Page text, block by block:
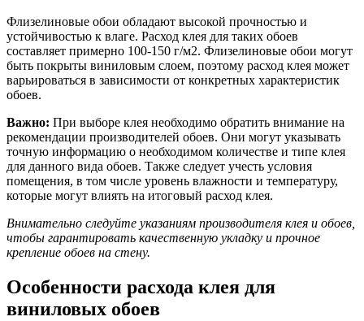
Флизелиновые обои обладают высокой прочностью и
устойчивостью к влаге. Расход клея для таких обоев
составляет примерно 100-150 г/м2. Флизелиновые обои могут
быть покрыты виниловым слоем, поэтому расход клея может
варьироваться в зависимости от конкретных характеристик
обоев.
Важно: При выборе клея необходимо обратить внимание на
рекомендации производителей обоев. Они могут указывать
точную информацию о необходимом количестве и типе клея
для данного вида обоев. Также следует учесть условия
помещения, в том числе уровень влажности и температуру,
которые могут влиять на итоговый расход клея.
Внимательно следуйте указаниям производителя клея и обоев,
чтобы гарантировать качественную укладку и прочное
крепление обоев на стену.
Особенности расхода клея для
виниловых обоев